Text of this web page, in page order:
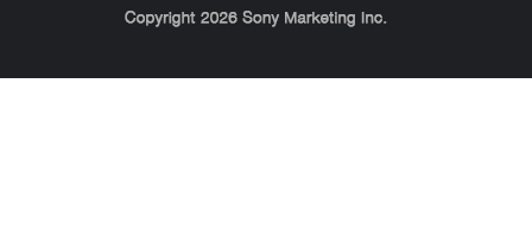
Sony Corporation, Sony Marketing Inc.